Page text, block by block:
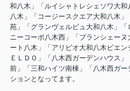
和八木」「ルイシャトレシェソワ大
八木」「コージースクエア大和八木
苑」「グランヴェルビュ大和八木」
ニーコーポ八木西」「ブランシェー
ート八木」「アリビオ大和八木ビエ
ＥＬＤＯ」「八木西ガーデンハウス
前」「三和ハイツ南棟」「八木西ガ
ションとなってます。